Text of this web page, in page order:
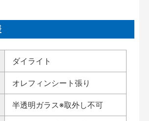
ダイライト
オレフィンシート張り
半透明ガラス※取外し不可